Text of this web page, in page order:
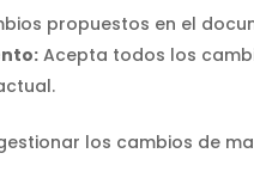
propuestos en el
Acepta todos los
los cambios de